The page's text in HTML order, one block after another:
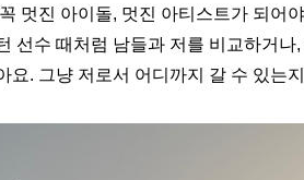
멋진 아이돌, 멋진 아티스트가 되어
선수 때처럼 남들과 저를 비교하거
요. 그냥 저로서 어디까지 갈 수 있는